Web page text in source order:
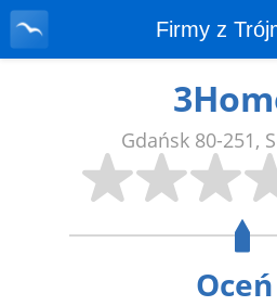
Firmy z
Gdańsk 80-251,
Oceń